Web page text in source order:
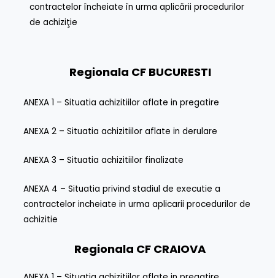
contractelor încheiate în urma aplicării procedurilor
de achiziţie
Regionala CF BUCURESTI
ANEXA 1 – Situatia achizitiilor aflate in pregatire
ANEXA 2 – Situatia achizitiilor aflate in derulare
ANEXA 3 – Situatia achizitiilor finalizate
ANEXA 4 – Situatia privind stadiul de executie a
contractelor incheiate in urma aplicarii procedurilor de
achizitie
Regionala CF CRAIOVA